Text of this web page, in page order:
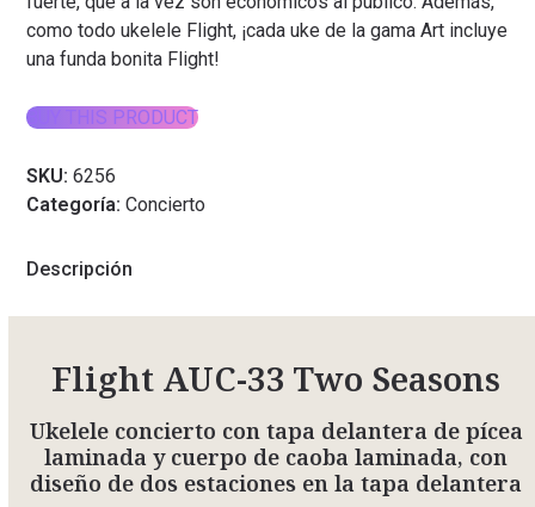
como todo ukelele Flight, ¡cada uke de la gama Art incluye
una funda bonita Flight!
BUY THIS PRODUCT
SKU:6256
Categoría:Concierto
Descripción
Flight AUC-33 Two Seasons
Ukelele concierto con tapa delantera de pícea
laminada y cuerpo de caoba laminada, con
diseño de dos estaciones en la tapa delantera